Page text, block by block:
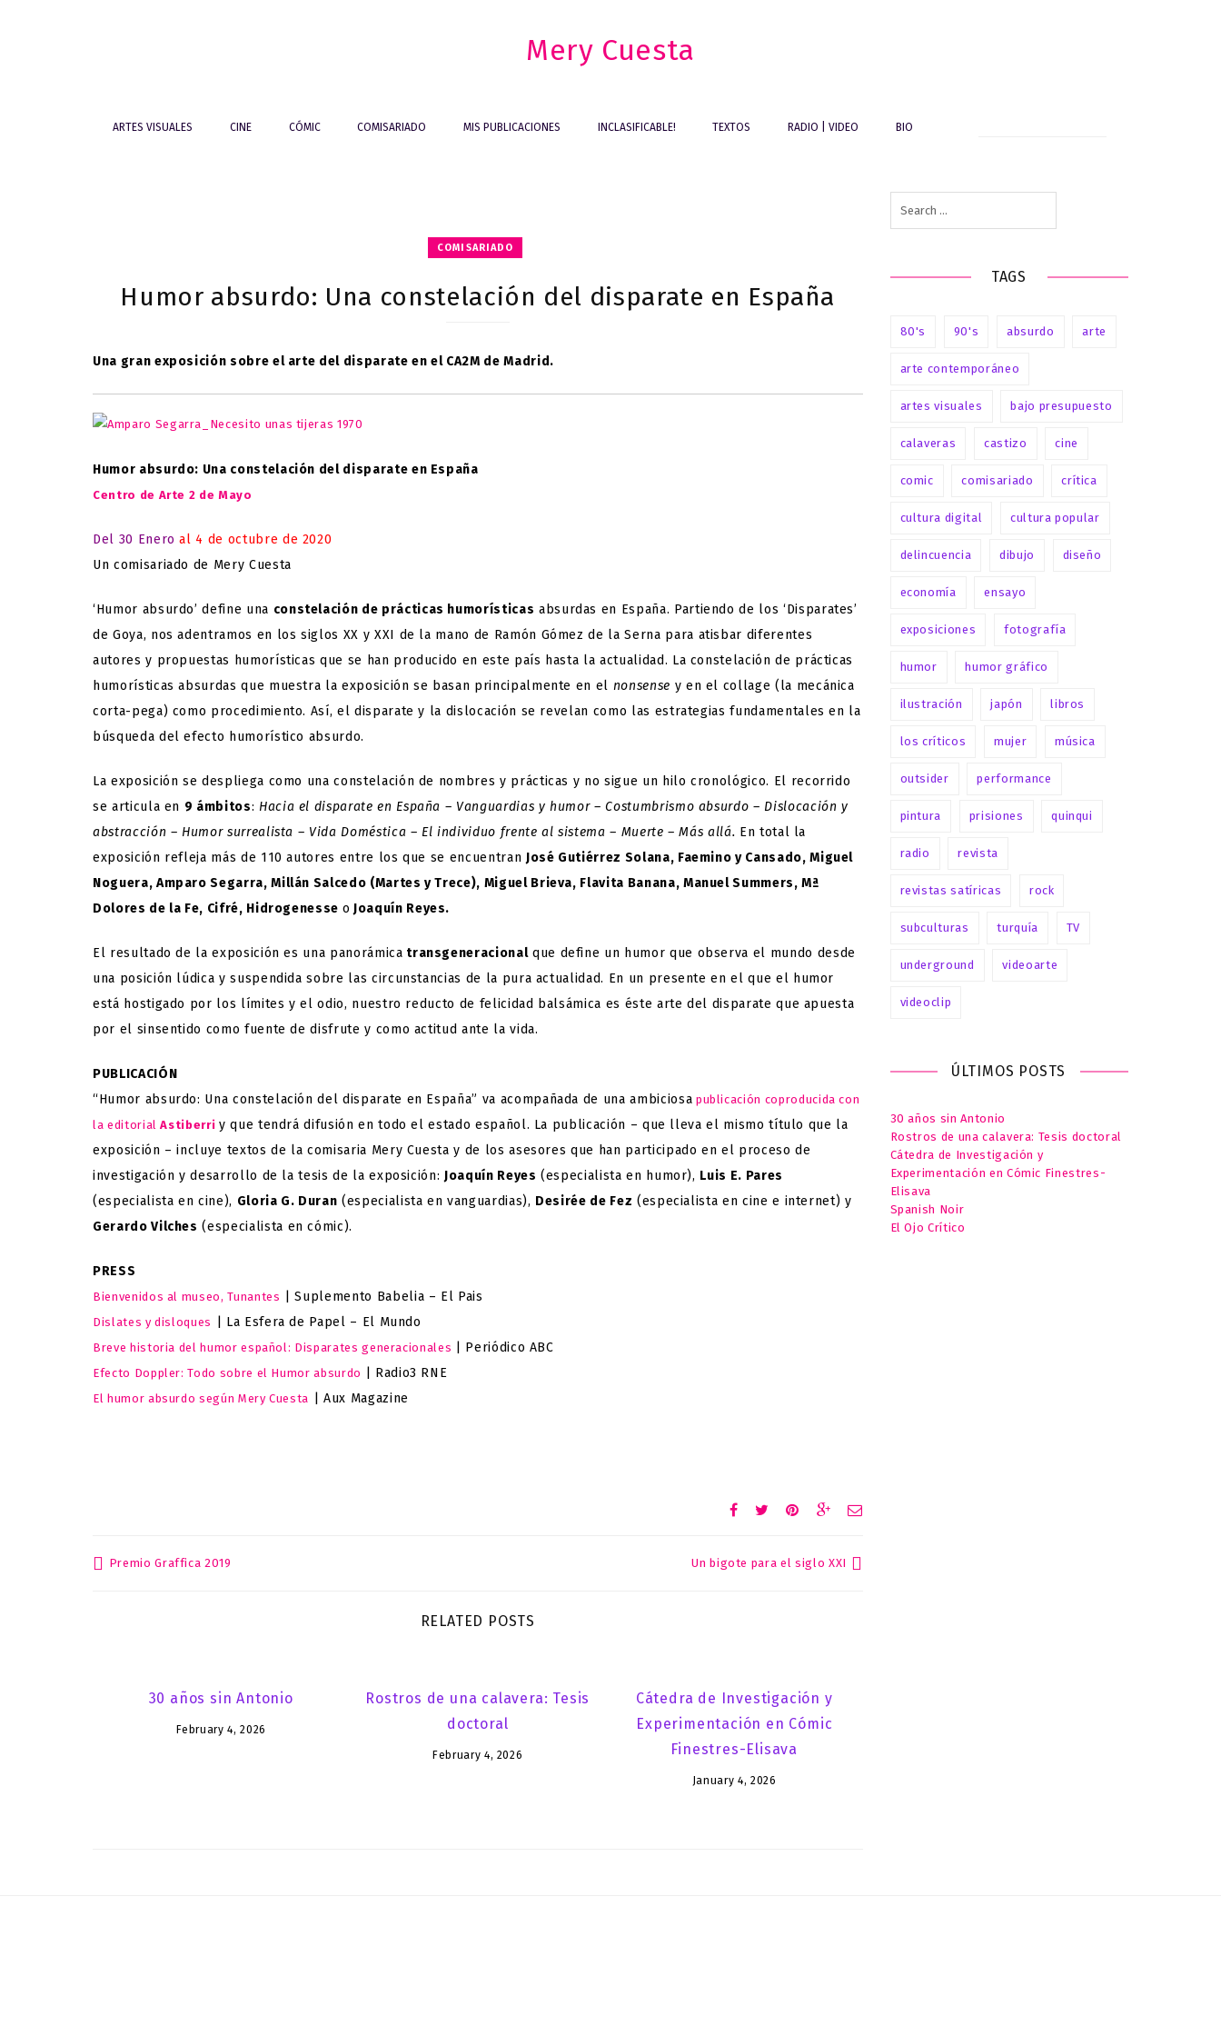
Mery Cuesta
ARTES VISUALES CINE CÓMIC COMISARIADO MIS PUBLICACIONES INCLASIFICABLE! TEXTOS RADIO | VIDEO BIO
COMISARIADO
Humor absurdo: Una constelación del disparate en España
Una gran exposición sobre el arte del disparate en el CA2M de Madrid.
Humor absurdo: Una constelación del disparate en España
Centro de Arte 2 de Mayo
Del 30 Eneroal 4 de octubre de 2020
Un comisariado de Mery Cuesta
‘Humor absurdo’ define una constelación de prácticas humorísticas absurdas en España. Partiendo de los ‘Disparates’
de Goya, nos adentramos en los siglos XX y XXI de la mano de Ramón Gómez de la Serna para atisbar diferentes
autores y propuestas humorísticas que se han producido en este país hasta la actualidad. La constelación de prácticas
humorísticas absurdas que muestra la exposición se basan principalmente en el nonsense y en el collage (la mecánica
corta-pega) como procedimiento. Así, el disparate y la dislocación se revelan como las estrategias fundamentales en la
búsqueda del efecto humorístico absurdo.
La exposición se despliega como una constelación de nombres y prácticas y no sigue un hilo cronológico. El recorrido
se articula en 9 ámbitos: Hacia el disparate en España – Vanguardias y humor – Costumbrismo absurdo – Dislocación y
abstracción – Humor surrealista – Vida Doméstica – El individuo frente al sistema – Muerte – Más allá. En total la
exposición refleja más de 110 autores entre los que se encuentran José Gutiérrez Solana, Faemino y Cansado, Miguel
Noguera, Amparo Segarra, Millán Salcedo (Martes y Trece), Miguel Brieva, Flavita Banana, Manuel Summers, Mª
Dolores de la Fe, Cifré, Hidrogenesse o Joaquín Reyes.
El resultado de la exposición es una panorámica transgeneracionalque define un humor que observa el mundo desde
una posición lúdica y suspendida sobre las circunstancias de la pura actualidad. En un presente en el que el humor
está hostigado por los límites y el odio, nuestro reducto de felicidad balsámica es éste arte del disparate que apuesta
por el sinsentido como fuente de disfrute y como actitud ante la vida.
PUBLICACIÓN
“Humor absurdo: Una constelación del disparate en España” va acompañada de una ambiciosa publicación coproducida con
la editorialAstiberri y que tendrá difusión en todo el estado español. La publicación – que lleva el mismo título que la
exposición – incluye textos de la comisaria Mery Cuesta y de los asesores que han participado en el proceso de
investigación y desarrollo de la tesis de la exposición:Joaquín Reyes (especialista en humor), Luis E. Pares
(especialista en cine), Gloria G. Duran (especialista en vanguardias), Desirée de Fez (especialista en cine e internet) y
Gerardo Vilches (especialista en cómic).
PRESS
Bienvenidos al museo, Tunantes | Suplemento Babelia – El Pais
Dislates y disloques | La Esfera de Papel – El Mundo
Breve historia del humor español: Disparates generacionales | Periódico ABC
Efecto Doppler: Todo sobre el Humor absurdo | Radio3 RNE
El humor absurdo según Mery Cuesta | Aux Magazine
Post
Premio Graffica 2019 Un bigote para el siglo XXI
RELATED POSTS
30 años sin Antonio
February 4, 2026
Rostros de una calavera: Tesis
doctoral
February 4, 2026
Cátedra de Investigación y
Experimentación en Cómic
Finestres-Elisava
January 4, 2026
for:
TAGS
80's 90's absurdo arte
arte contemporáneo
artes visuales bajo presupuesto
calaveras castizo cine
comic comisariado crítica
cultura digital cultura popular
delincuencia dibujo diseño
economía ensayo
exposiciones fotografía
humor humor gráfico
ilustración japón libros
los críticos mujer música
outsider performance
pintura prisiones quinqui
radio revista
revistas satíricas rock
subculturas turquía TV
underground videoarte
videoclip
ÚLTIMOS POSTS
30 años sin Antonio
Rostros de una calavera: Tesis doctoral
Cátedra de Investigación y
Experimentación en Cómic Finestres-
Elisava
Spanish Noir
El Ojo Crítico